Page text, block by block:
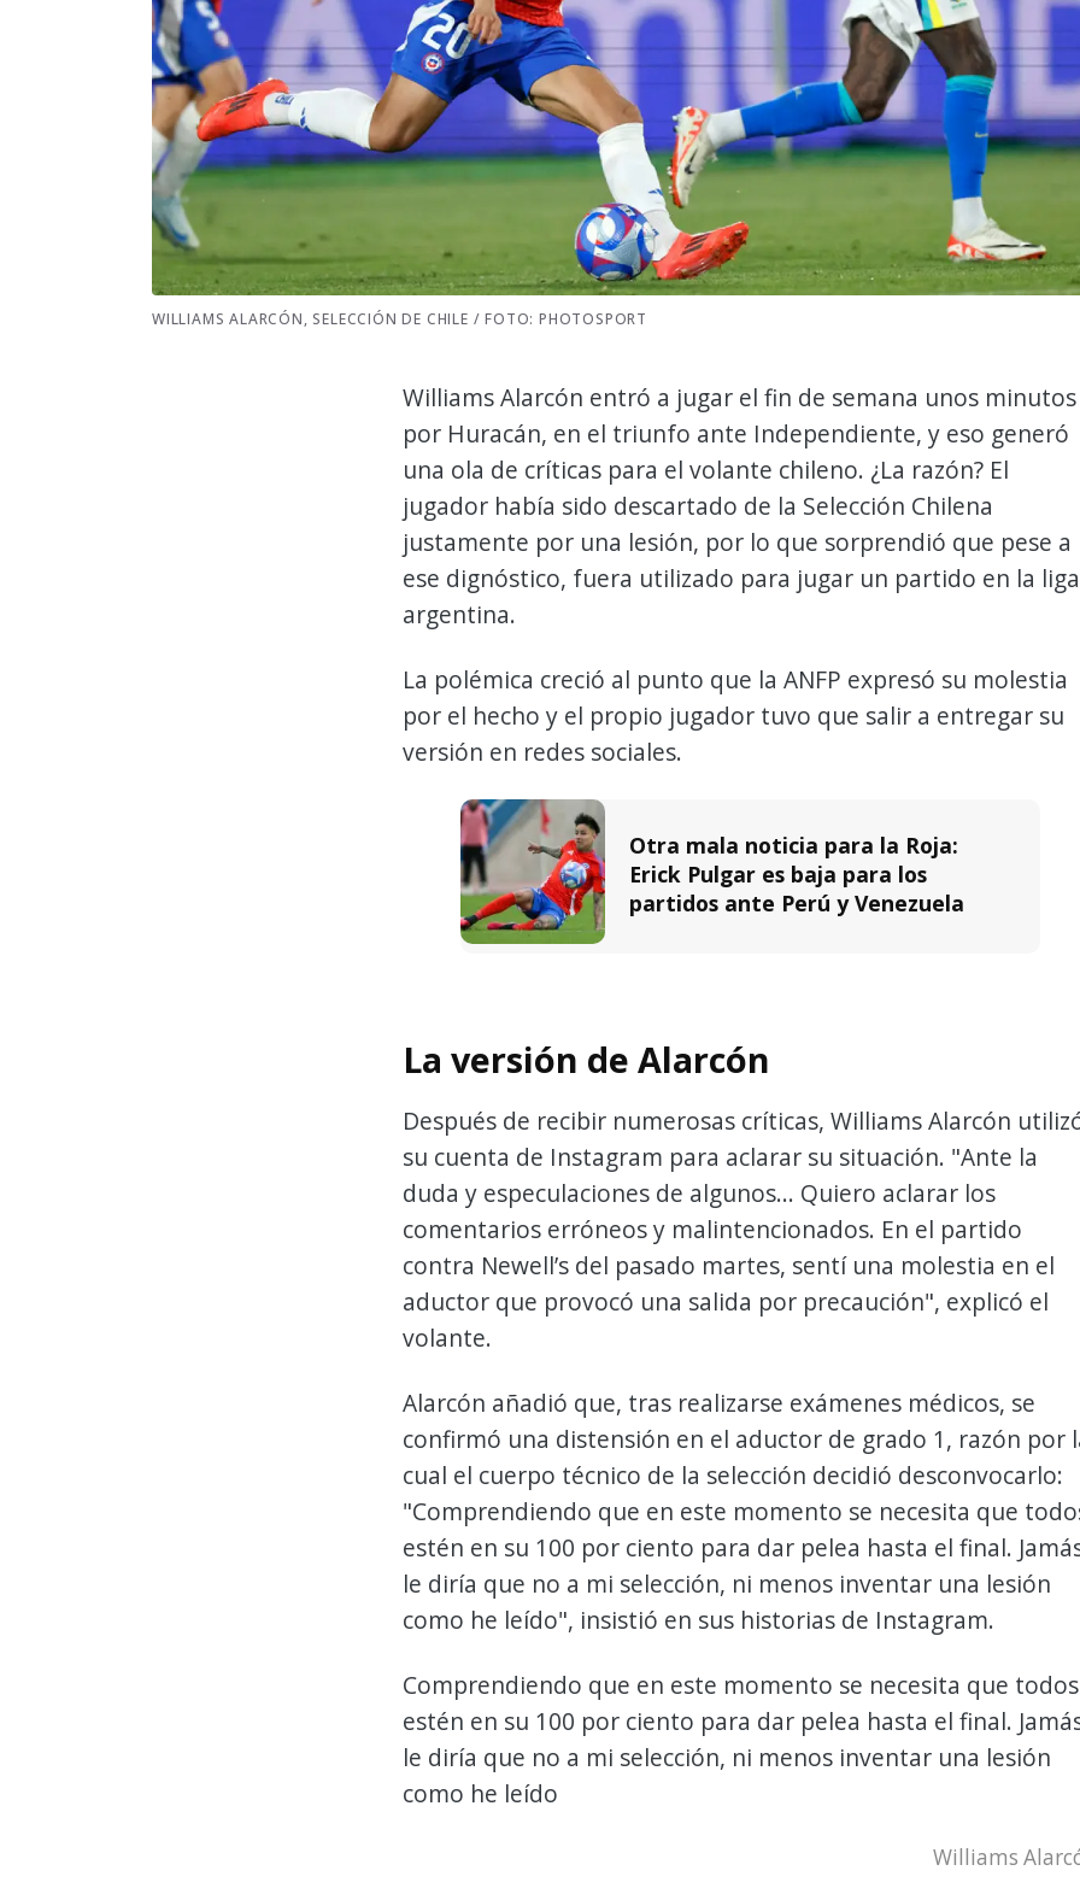
WILLIAMS ALARCÓN, SELECCIÓN DE CHILE / FOTO: PHOTOSPORT
Williams Alarcón entró a jugar el fin de semana unos minutos
por Huracán, en el triunfo ante Independiente, y eso generó
una ola de críticas para el volante chileno. ¿La razón? El
jugador había sido descartado de la Selección Chilena
justamente por una lesión, por lo que sorprendió que pese a
ese dignóstico, fuera utilizado para jugar un partido en la liga
argentina.
La polémica creció al punto que la ANFP expresó su molestia
por el hecho y el propio jugador tuvo que salir a entregar su
versión en redes sociales.
Otra mala noticia para la Roja:
Erick Pulgar es baja para los
partidos ante Perú y Venezuela
La versión de Alarcón
Después de recibir numerosas críticas, Williams Alarcón
su cuenta de Instagram para aclarar su situación. "Ante la
duda y especulaciones de algunos... Quiero aclarar los
comentarios erróneos y malintencionados. En el partido
contra Newell’s del pasado martes, sentí una molestia en el
aductor que provocó una salida por precaución", explicó el
volante.
Alarcón añadió que, tras realizarse exámenes médicos, se
confirmó una distensión en el aductor de grado 1, razón por
cual el cuerpo técnico de la selección decidió desconvocarlo:
"Comprendiendo que en este momento se necesita que
estén en su 100 por ciento para dar pelea hasta el final.
le diría que no a mi selección, ni menos inventar una lesión
como he leído", insistió en sus historias de Instagram.
Comprendiendo que en este momento se necesita que todos
estén en su 100 por ciento para dar pelea hasta el final.
le diría que no a mi selección, ni menos inventar una lesión
como he leído
Williams